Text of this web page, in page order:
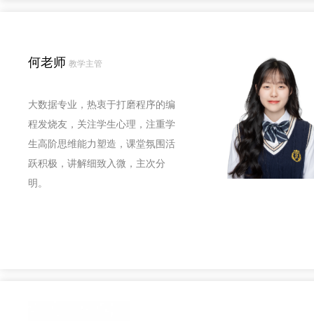
何老师 教学主管
大数据专业，热衷于打磨程序的编
程发烧友，关注学生心理，注重学
生高阶思维能力塑造，课堂氛围活
跃积极，讲解细致入微，主次分
明。